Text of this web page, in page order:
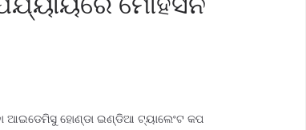
ଆଇଡେମିସୁ ହୋଣ୍ଡା ଇଣ୍ଡିଆ ଟ୍ୟାଲେଂଟ କପ